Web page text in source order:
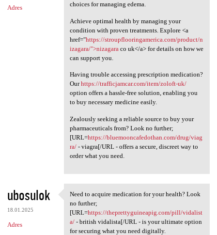
Adres
choices for managing edema.
Achieve optimal health by managing your
condition with proven treatments. Explore <a
href="https://stroupflooringamerica.com/product/n
izagara/">nizagara co uk</a> for details on how we
can support you.
Having trouble accessing prescription medication?
Ourhttps://trafficjamcar.com/item/zoloft-uk/
option offers a hassle-free solution, enabling you
to buy necessary medicine easily.
Zealously seeking a reliable source to buy your
pharmaceuticals from? Look no further;
[URL=https://bluemooncafedothan.com/drug/viag
ra/- viagra[/URL - offers a secure, discreet way to
order what you need.
ubosulok
18.01.2025
Adres
Need to acquire medication
Need to acquire medication for your health? Look
no further;
[URL=https://theprettyguineapig.com/pill/vidalist
a/- british vidalista[/URL - is your ultimate option
for securing what you need digitally.